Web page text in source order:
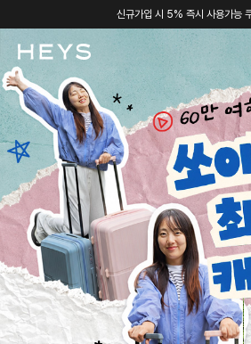
신규가입 시 5% 즉시 사용가능